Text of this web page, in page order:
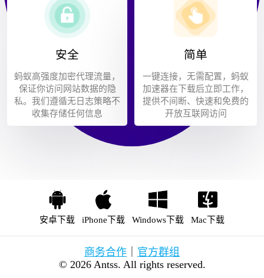
安全
蚂蚁高强度加密代理流量，
保证你访问网站数据的隐
私。我们遵循无日志策略不
收集存储任何信息
简单
一键连接，无需配置，蚂蚁
加速器在下载后立即工作，
提供不间断、快速和免费的
开放互联网访问
安卓下载 iPhone下载 Windows下载 Mac下载
© 2026 Antss. All rights reserved.
商务合作 官方群组